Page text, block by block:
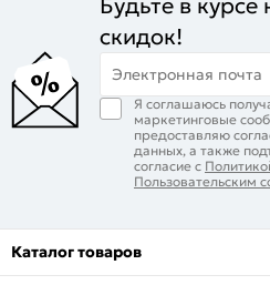
Будьте в
скидок!
Электронная почта
Я соглашаюсь
маркетинговые
предоставляю
данных, а также
согласие с
Пользовательским
Каталог товаров